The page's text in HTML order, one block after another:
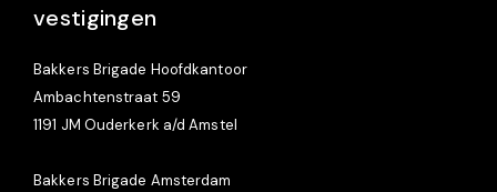
vestigingen
Bakkers Brigade Hoofdkantoor
Ambachtenstraat 59
1191 JM Ouderkerk a/d Amstel
Bakkers Brigade Amsterdam